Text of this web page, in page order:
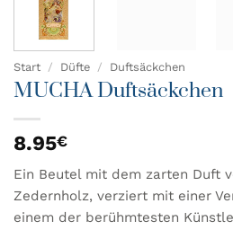
Start / Düfte / Duftsäckchen
MUCHA Duftsäckchen
8.95€
Ein Beutel mit dem zarten Duft
Zedernholz, verziert mit einer
einem der berühmtesten